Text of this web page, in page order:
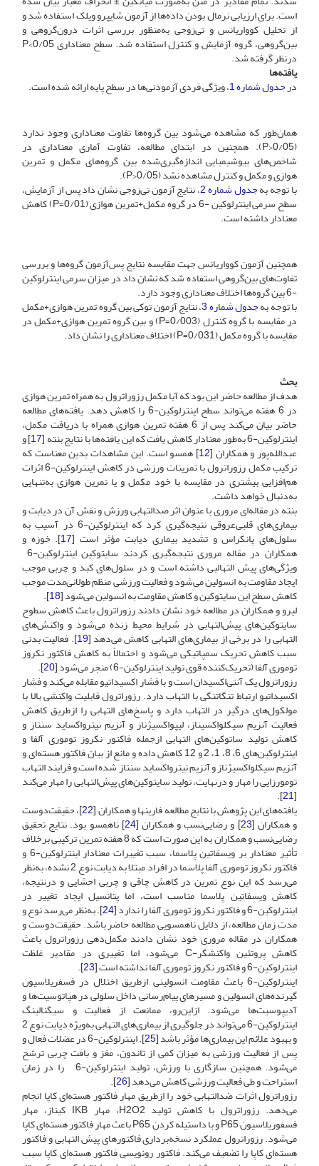
است. برای ارزیابی نرمال بودن داده‌ها از آزمون شایپرو ویلک استفاده شد و
از تحلیل کوواریانس و تی‌زوجی به‌منظور بررسی اثرات درون‌گروهی و
بین‌گروهی، گروه آزمایش و کنترل استفاده شد. سطح معناداری 0/05>P
در‌نظر گرفته شد.
یافته‌ها
درجدول شماره 1 ، ویژگی فردی آزمودنی‌ها در سطح پایه ارائه شده است.
همان‌طور‌ که مشاهده می‌شود بین گروه‌ها تفاوت معنا‌داری وجود ندارد
(0/05<P). همچنین در ابتدای مطالعه‌، تفاوت آماری معناداری در
شاخص‌های بیوشیمیایی اندازه‌گیری‌شده بین گروه‌های مکمل و تمرین
هوازی و مکمل و کنترل مشاهده نشد (0/05<P).
با توجه بهجدول شماره 2 ، نتایج آزمون تی‌زوجی نشان داد پس از آزمایش،
سطح سرمی ‌اینترلوکین -6 ‌در گروه مکمل‌+‌‌تمرین هوازی (0/01=P) کاهش
معنا‌دار داشته است.
همچنین آزمون کوواریانس جهت مقایسه نتایج پس‌آزمون گروه‌‌ها و بررسی
تفاوت‌‌های بین‌گروهی استفاده شد که نشان داد در میزان سرمی اینترلوکین
-6 ‌بین گروه‌ها اختلاف معناداری وجود دارد.
با توجه بهجدول شماره 3 ، نتایج آزمون توکی بین گروه تمرین هوازی‌+‌مکمل
در مقایسه با گروه کنترل (‌0/003=P) و بین گروه تمرین هوازی‌+‌مکمل در
مقایسه با گروه مکمل (‌0/031=P) اختلاف معنا‌داری را نشان داد.
بحث
هدف از مطالعه حاضر این بود که آیا مکمل رزوراترول به همراه تمرین هوازی
در 6 هفته می‌تواند سطح اینترلوکین-6‌ ‌را کاهش دهد. یافته‌های مطالعه
حاضر بیان می‌کند پس از 6 هفته تمرین هوازی همراه با دریافت مکمل‌،
اینترلوکین-6‌ ‌به‌طور معنا‌دار کاهش یافت که این یافته‌ها با نتایج بنته [ 17] و
عبدالله‌‌‌پور و همکاران [12] همسو است. این مشاهدات بدین معناست که
ترکیب مکمل رزوراترول با تمرینات ورزشی در کاهش اینترلوکین-6‌‌ اثرات
هم‌افزایی بیشتری در مقایسه با خود مکمل و یا تمرین هوازی به‌تنهایی
به‌دنبال خواهد داشت.
بنته در مقاله‌ای مروری با عنوان اثر ضد‌التهابی ورزش و نقش آن در دیابت و
بیماری‌های قلبی‌عروقی نتیجه‌گیری کرد که اینترلوکین-6‌ ‌در آسیب به
سلول‌های پانکراس و تشدید بیماری دیابت مؤثر است [17]. خوزه و
ویژگی‌های پیش التهالبی داشته است و در سلول‌های کبد و چربی موجب
ایجاد مقاومت به انسولین می‌شود و فعالیت ورزشی منظم طولانی‌مدت موجب
کاهش سطح این سایتوکین و کاهش مقاومت به انسولین می‌شود [18
].
لیرو و همکاران در مطالعه خود نشان دادند رزوراترول باعث کاهش سطوح
سایتوکین‌ها‌ی پیش‌التهابی در شرایط محیط زنده می‌شود و واکنش‌های
التهابی را در برخی از بیماری‌های التهابی کاهش می‌دهد [19]. فعالیت بدنی
سبب کاهش تحریک سمپاتیکی می‌شود و احتمالاً به کاهش فاکتور نکروز
توموری آلفا (تحریک‌کننده قوی تولید اینترلوکین-6‌‌‌) منجر می‌شود [ 20
].
رزوراترول یک آنتی‌اکسیدان است و با فشار اکسیداتیو مقابله می‌کند و فشار
اکسیداتیو ارتباط تنگاتنگی با التهاب دارد. رزوراترول قابلیت واکنشی بالا با
مولکول‌های درگیر در التهاب دارد و پاسخ‌های التهابی را از‌طریق کاهش
فعالیت آنزیم سیکلواکسیناز، لیپواکسیژناز و آنزیم نیترواکساید سنتاز و
کاهش تولید ساتوکین‌های التهابی از‌جمله فاکتور نکروز توموری آلفا و
اینترلوکین‌های 6، 8، 1، 2‌ و 12 کاهش داده و مانع از بیان فاکتور هسته‌ای و
آنزیم سیکلواکسیژناز و آنزیم نیترواکساید سنتاز شده است و فرایند التهاب
تومورزایی را مهار و در‌نهایت، تولید سایتوکین‌های پیش‌التهابی را مهار می‌کند
[
21
].
یافته‌های این پژوهش با نتایج مطالعه فارینها و همکاران [22]، حقیقت‌دوست
و همکاران [23] و رضایی‌نسب و همکاران [24] نا‌همسو بود. نتایج تحقیق
رضایی‌نسب و همکاران به این صورت است که 8 هفته تمرین ترکیبی برخلاف
تأثیر معنادار بر ویسفاتین پلاسما، سبب تغییرات معنادار اینترلوکین-6‌ و
فاکتور نکروز توموری آلفا پلاسما در افراد مبتلا به دیابت نوع 2 نشده، به‌نظر
می‌رسد که این نوع تمرین در کاهش چاقی و چربی احشایی و در‌نتیجه،‌
کاهش ویسفاتین پلاسما مناسب است، اما پتانسیل ایجاد تغییر در
اینترلوکین-6‌‌ ‌و فاکتور نکروز توموری آلفا را ندارد [ 24]. به‌نظر می‌رسد نوع و
مدت زمان مطالعه‌، از دلایل ناهمسویی مطالعه حاضر باشد. حقیقت‌دوست و
همکاران در مقاله مروری خود نشان دادند مکمل‌دهی رزوراترول باعث
کاهش پروتئین واکنشگر-C می‌شود، اما تغییری در مقادیر غلظت
اینترلوکین-6‌‌ و فاکتور نکروز توموری آلفا نداشته ‌است [ 23
].
اینترلوکین-6‌‌ ‌باعث مقاومت انسولینی از‌طریق اختلال در فسفریلاسیون
گیرنده‌های انسولین و مسیر‌های پیام‌رسانی داخل سلولی در هپاتوسیت‌ها و
آدیپوسیت‌ها می‌شود. از‌این‌رو، ممانعت از فعالیت و سیگنالینگ
اینترلوکین-6‌‌ ‌می‌تواند در جلوگیری از بیماری‌های التهابی به‌ویژه دیابت نوع 2
و بهبود علائم این بیماری‌ها مؤثر باشد [25 ]. اینترلوکین-6‌ ‌در عضلات فعال و
پس از فعالیت ورزشی به میزان کمی از تاندون، مغز و بافت چربی ترشح
می‌شود. همچنین سازگاری با ورزش، تولید اینترلوکین-6‌ را در زمان
استراحت و طی فعالیت ورزشی کاهش می‌دهد [26
].
رزوراترول اثرات ضد‌التهابی خود را از‌طریق مهار فاکتور هسته‌ای کاپا انجام
می‌دهد. رزوراترول با کاهش تولید H2O2، مهار IKB کیناز، مهار
فسفوریلاسیون P65 ‌و با داستیله کردن P65 باعث مهار فاکتور هسته‌ای کاپا
می‌شود. رزوراترول عملکرد نسخه‌برداری فاکتورهای پیش التهابی و فاکتور
هسته‌ای کاپا را تضعیف می‌کند. فاکتور رونویسی فاکتور هسته‌ای کاپا سبب